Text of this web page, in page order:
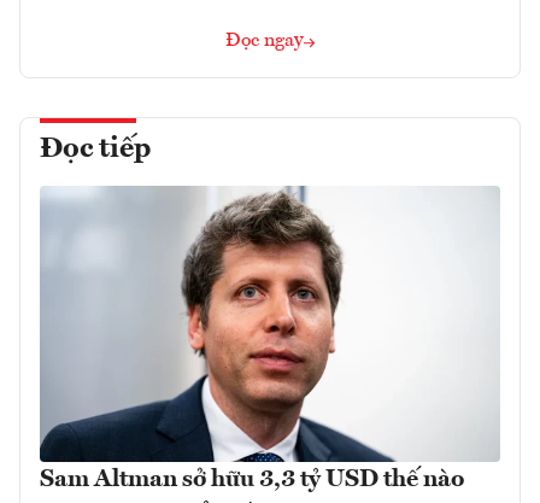
Đọc ngay
Đọc tiếp
Sam Altman sở hữu 3,3 tỷ USD thế nào